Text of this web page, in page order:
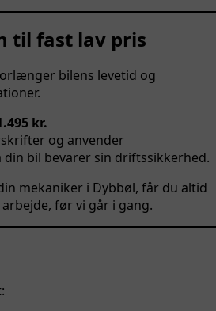
til fast lav pris
bilens levetid og
kr.
og anvender
din bil bevarer sin driftssikkerhed.
mekaniker i Dybbøl, får du altid
før vi går i gang.